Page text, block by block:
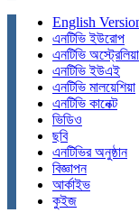
English
এনটিভি ইউরোপ
এনটিভি অস্ট্রেলিয়া
এনটিভি ইউএই
এনটিভি মালয়েশিয়া
এনটিভি কানেক্ট
ভিডিও
ছবি
এনটিভির অনুষ্ঠান
বিজ্ঞাপন
আর্কাইভ
কুইজ